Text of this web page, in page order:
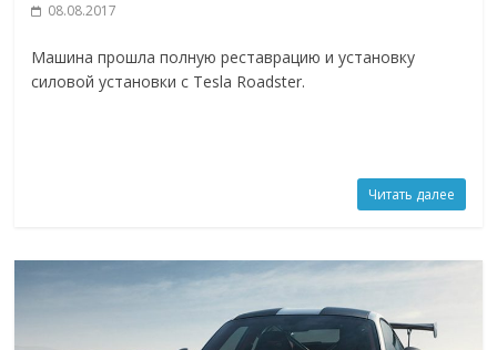
08.08.2017
Машина прошла полную реставрацию и установку
силовой установки с Tesla Roadster.
Читать далее